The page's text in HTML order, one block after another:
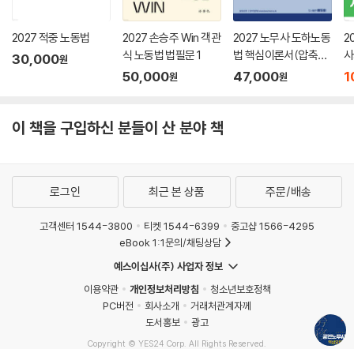
2027 적중 노동법
30,000원
2027 손승주 Win 객관
식 노동법 법필문 1
50,000원
2027 노무사 도하노동
법 핵심이론서(압축이
론+약식OX문제)
47,000원
이 책을 구입하신 분들이 산 분야 책
로그인 최근 본 상품 주문/배송
고객센터 1544-3800 티켓 1544-6399
중고샵 1566-4295
eBook 1:1문의/채팅상담
예스이십사(주) 사업자 정보
이용약관
개인정보처리방침
청소년보호정책
PC버전
회사소개
거래처관계자께
도서홍보
광고
Copyright © YES24 Corp. All Rights Reserved.